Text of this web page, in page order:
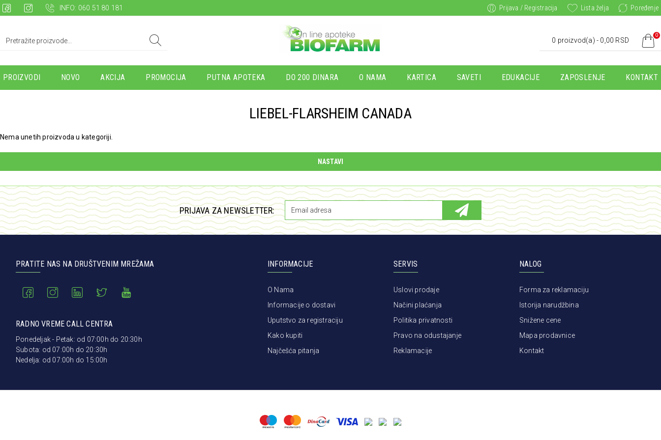
INFO: 060 51 80 181 Prijava / Registracija Lista želja Poređenje
0 proizvod(a) - 0,00 RSD
0
PROIZVODI NOVO AKCIJA PROMOCIJA PUTNA APOTEKA DO 200 DINARA O NAMA KARTICA SAVETI EDUKACIJE ZAPOSLENJE KONTAKT
LIEBEL-FLARSHEIM CANADA
Nema unetih proizvoda u kategoriji.
NASTAVI
PRIJAVA ZA NEWSLETTER:
PRATITE NAS NA DRUŠTVENIM MREŽAMA
RADNO VREME CALL CENTRA
Ponedeljak - Petak: od 07:00h do 20:30h
Subota: od 07:00h do 20:30h
Nedelja: od 07:00h do 15:00h
INFORMACIJE
O Nama
Informacije o dostavi
Uputstvo za registraciju
Kako kupiti
Najčešća pitanja
SERVIS
Uslovi prodaje
Načini plaćanja
Politika privatnosti
Pravo na odustajanje
Reklamacije
NALOG
Forma za reklamaciju
Istorija narudžbina
Snižene cene
Mapa prodavnice
Kontakt